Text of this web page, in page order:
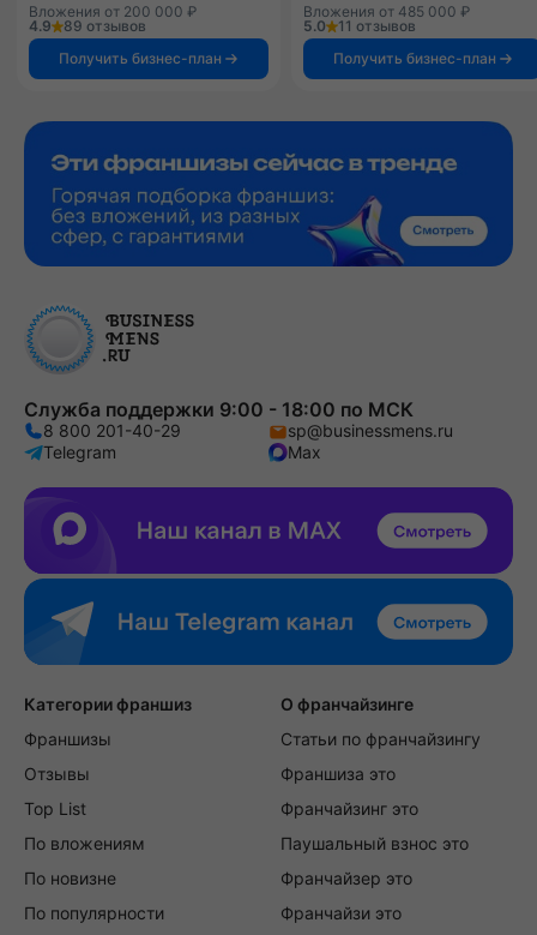
Вложения от 200 000 ₽
4.9
89 отзывов
Получить бизнес-план
Вложения от 485 000 ₽
5.0
11 отзывов
Получить бизнес-план
Служба поддержки 9:00 - 18:00 по МСК
8 800 201-40-29
sp@businessmens.ru
Telegram
Max
Категории франшиз
Франшизы
Отзывы
Top List
По вложениям
По новизне
По популярности
О франчайзинге
Статьи по франчайзингу
Франшиза это
Франчайзинг это
Паушальный взнос это
Франчайзер это
Франчайзи это